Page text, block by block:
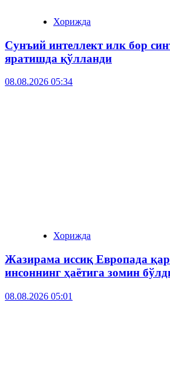
Хорижда
Сунъий интеллект илк бор
яратишда қўлланди
08.08.2026 05:34
Хорижда
Жазирама иссиқ Европада
инсоннинг ҳаётига зомин
08.08.2026 05:01